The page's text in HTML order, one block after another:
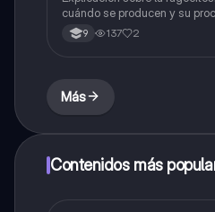
cuándo se producen y su
9 137 2
Más
Contenidos más